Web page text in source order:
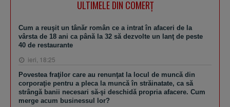
ULTIMELE DIN COMERȚ
Cum a reuşit un tânăr român ce a intrat în afaceri de la
vârsta de 18 ani ca până la 32 să dezvolte un lanţ de peste
40 de restaurante
ieri, 18:25
Povestea fraţilor care au renunţat la locul de muncă din
corporaţie pentru a pleca la muncă în străinatate, ca să
strângă banii necesari să-şi deschidă propria afacere. Cum
merge acum businessul lor?